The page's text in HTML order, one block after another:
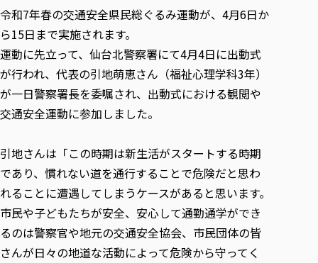
お役立ち情報（リンク集）
放射線モニタリング測定結果（国見キャンパス）
教職課程における情報の公表
学部・学科等設置計画履行状況報告書
情報公開規程
大学院
大学院
総合福祉学研究科 社会福祉学専攻 修士課程
総合福祉学研究科 社会福祉学専攻 博士課程
総合福祉学研究科 福祉心理学専攻 修士課程
教育学研究科 教育学専攻 修士課程
通信教育部
通信教育部
通信制大学院 総合福祉学研究科 社会福祉学専攻 修士課程
通信制大学院 総合福祉学研究科 福祉心理学専攻 修士課程
カリキュラム（学部・大学院）
その他の就学機会
学びの特徴
学びの特徴
ICT教育
初年次教育（リエゾンゼミⅠ）
実学臨床教育（総合福祉学部のみ履修可能）
教員紹介・業績
学びのサポート
学びのサポート
求人の受付について
単独学内説明会のご案内
在学生の方
資格取得報奨制度について
東北福祉大学求人・インターンシップ検索サイト（キャリタス
卒業生の方
卒業生の方
卒業後のキャリア支援体制
在学生による訪問、情報提供へのご協力のお願い
卒業生アンケート
よくあるご質問
東北福祉大学のDNA
Prospective Students
学生支援センター国際交流の活動
スタッフ紹介
ニュース一覧
東北福祉大学の研究紹介
共同研究等をご検討の皆様へ
東北福祉大学の紀要・リポジトリ
東北福祉大学の紀要・リポジトリ
研究紀要
教職研究
東北福祉大学教育・教職センター特別支援教育研究年報一覧
東北福祉大学機関リポジトリ
東北福祉大学オープンアクセス方針
産学・産学官連携
産学・産学官連携
「高齢者のフレイル予防及びデジタルデバイド解消に向けた産
高齢者施設特化型モジュラー車いす開発
社会貢献・地域連携活動
社会貢献・地域連携活動
社会貢献・地域連携活動報告書
各種社会貢献活動の窓口
伝承講座「311『伝える／備える』次世代塾」
JICA草の根技術協力事業
被災地の子ども支援活動
生涯学習・社会人講座
自治体・団体等との主な協定
自治体・団体等との主な協定
研究所について
研究者のご紹介
生涯学習・社会人講座
月例TFU実学臨床研究セミナー
特別支援教育研究室
取材について
施設利用
同窓会
学内ポータルシステム
Universal Passport
令和7年春の交通安全県民総ぐるみ運動が、4月6日か
ら15日まで実施されます。
運動に先立って、仙台北警察署にて4月4日に出動式
が行われ、代表の引地萌恵さん（福祉心理学科3年）
が一日警察署長を委嘱され、出動式における観閲や
交通安全運動に参加しました。
引地さんは「この時期は新生活がスタートする時期
であり、慣れない道を通行することで危険だと思わ
れることに遭遇してしまうケースがあると思います。
市民や子どもたちが安全、安心して通勤通学ができ
るのは警察官や地元の交通安全協会、市民団体の皆
さんが日々の地道な活動によって危険から守ってく